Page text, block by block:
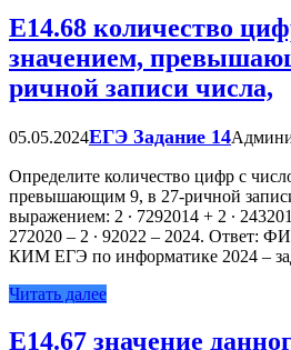
Е14.68 количество
значением,
ричной записи числа,
05.05.2024ЕГЭ Задание 14
Определите количество цифр с
превышающим 9, в 27-ричной
выражением: 2 ∙ 7292014 + 2 ∙
272020 – 2 ∙ 92022 – 2024. Ответ:
КИМ ЕГЭ по информатике 2024 –
Читать далее
Е14.67 значение